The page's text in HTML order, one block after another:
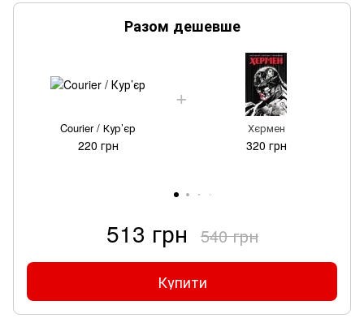
Разом дешевше
Courier / Кур’єр
220 грн
Хєрмен
320 грн
513 грн 540 грн
Купити